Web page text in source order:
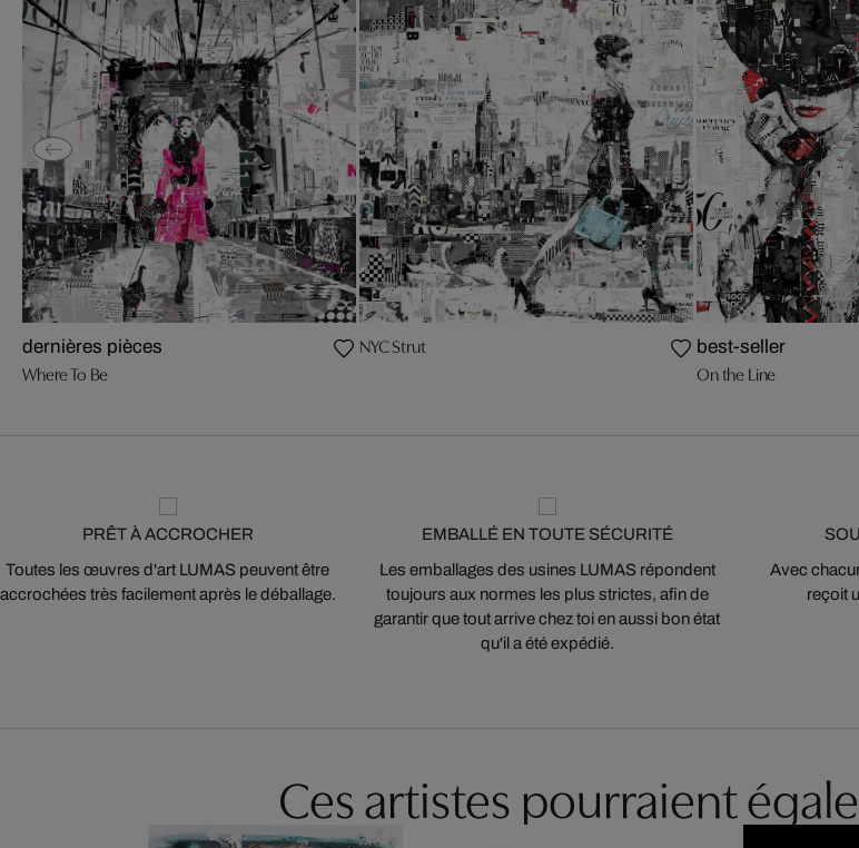
dernières pièces
Where To Be
NYC Strut best-seller
On the Line
PRÊT À ACCROCHER
Toutes les œuvres d'art LUMAS peuvent être
accrochées très facilement après le déballage.
EMBALLÉ EN TOUTE SÉCURITÉ
Les emballages des usines LUMAS répondent
toujours aux normes les plus strictes, afin de
garantir que tout arrive chez toi en aussi bon état
qu'il a été expédié.
Avec
reçoit
Ces artistes pourraient